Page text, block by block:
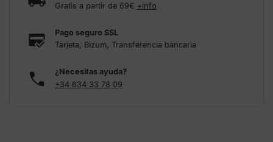
Gratis a partir de 69€ +info
Pago seguro SSL
Tarjeta, Bizum, Transferencia bancaria
¿Necesitas ayuda?
+34 634 33 78 09